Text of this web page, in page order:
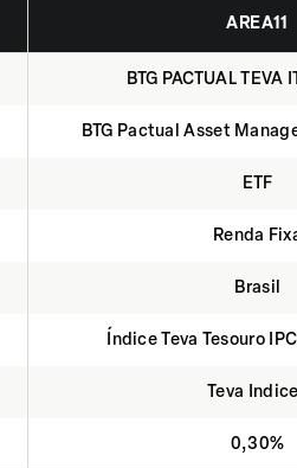
AREA11
BTG PACTUAL TEVA
BTG Pactual Asset
ETF
Renda
Brasil
Índice Teva Tesouro
Teva
0,30%